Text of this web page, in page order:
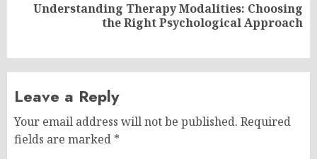
NextUnderstanding Therapy Modalities: Choosing
the Right Psychological Approach
Leave a Reply
Your email address will not be published. Required
fields are marked *